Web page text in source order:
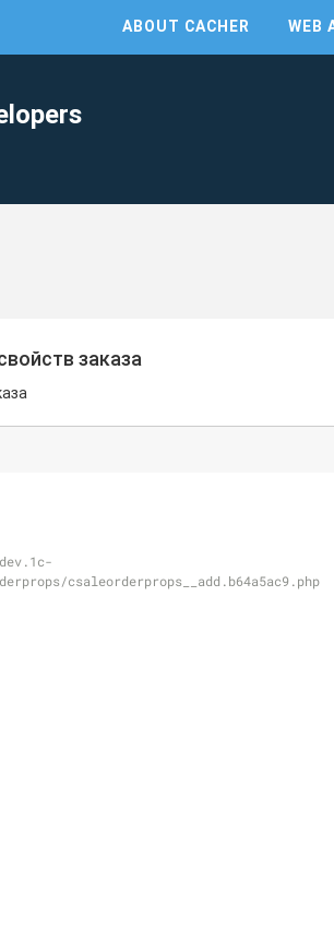
ABOUT CACHER WEB
заказа
csaleorderprops__add.b64a5ac9.php